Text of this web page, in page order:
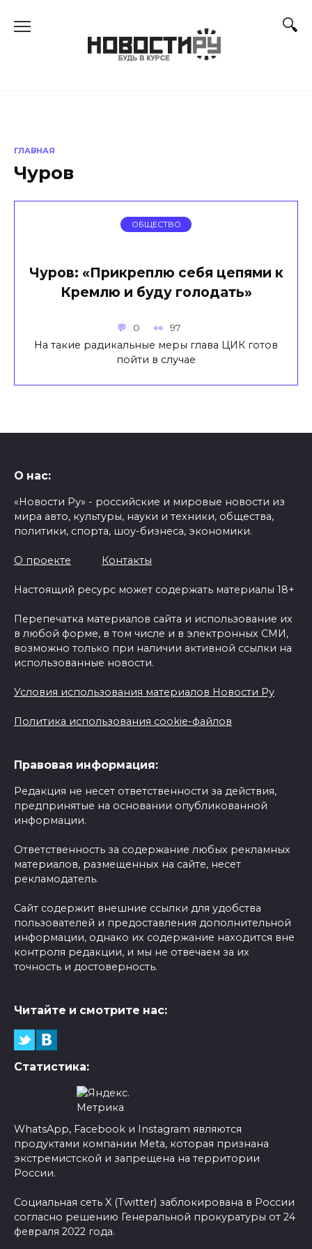
ГЛАВНАЯ
Чуров
ОБЩЕСТВО
Чуров: «Прикреплю себя цепями к
Кремлю и буду голодать»
0 97
На такие радикальные меры глава ЦИК готов
пойти в случае
О нас:
«Новости Ру» - российские и мировые новости из
мира авто, культуры, науки и техники, общества,
политики, спорта, шоу-бизнеса, экономики.
О проекте Контакты
Настоящий ресурс может содержать материалы 18+
Перепечатка материалов сайта и использование их
в любой форме, в том числе и в электронных СМИ,
возможно только при наличии активной ссылки на
использованные новости.
Условия использования материалов Новости Ру
Политика использования cookie-файлов
Правовая информация:
Редакция не несет ответственности за действия,
предпринятые на основании опубликованной
информации.
Ответственность за содержание любых рекламных
материалов, размещенных на сайте, несет
рекламодатель.
Сайт содержит внешние ссылки для удобства
пользователей и предоставления дополнительной
информации, однако их содержание находится вне
контроля редакции, и мы не отвечаем за их
точность и достоверность.
Читайте и смотрите нас:
Статистика:
WhatsApp, Facebook и Instagram являются
продуктами компании Meta, которая признана
экстремистской и запрещена на территории
России.
Социальная сеть X (Twitter) заблокирована в России
согласно решению Генеральной прокуратуры от 24
февраля 2022 года.